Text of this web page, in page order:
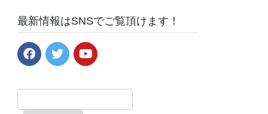
最新情報はSNSでご覧頂けます！